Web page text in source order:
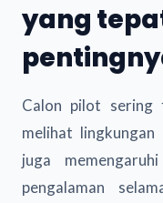
yang
Calon pilot sering
melihat
juga
pengalaman